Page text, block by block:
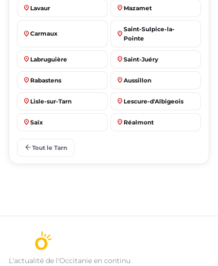
place Lavaur place Mazamet
place Carmaux place
Saint-Sulpice-la-
Pointe
place Labruguière place Saint-Juéry
place Rabastens place Aussillon
place Lisle-sur-Tarn place Lescure-d'Albigeois
place Saïx place Réalmont
place
arrow_back Tout le Tarn
L'actualité de l'Occitanie en continu